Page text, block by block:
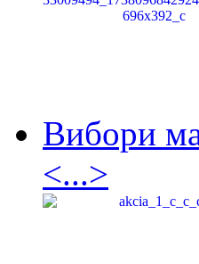
Вибори
<...>